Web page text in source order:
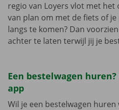
regio van Loyers vlot met het
van plan om met de fiets of
langs te komen? Dan
achter te laten terwijl jij je
Een bestelwagen
app
Wil je een bestelwagen